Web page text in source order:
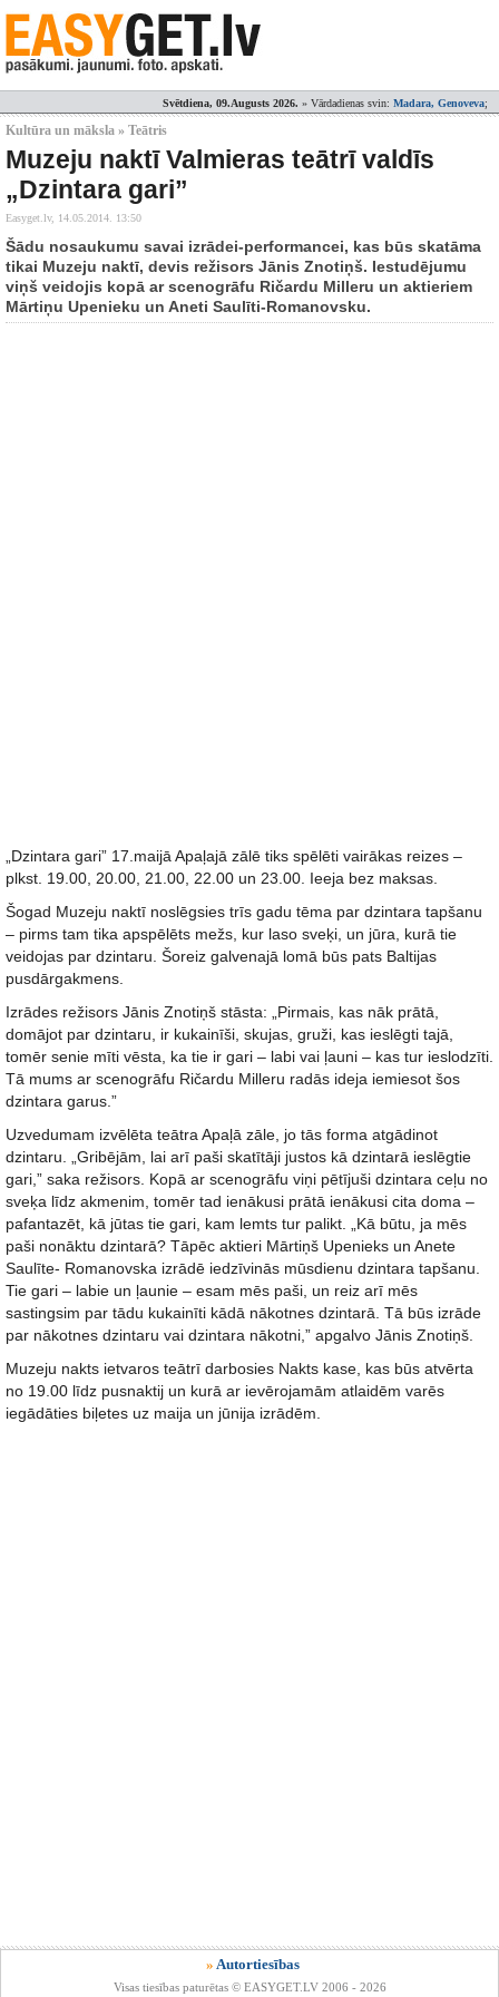
Svētdiena, 09.Augusts 2026. » Vārdadienas svin: Madara, Genoveva;
Kultūra un māksla » Teātris
Muzeju naktī Valmieras teātrī valdīs
„Dzintara gari”
Easyget.lv, 14.05.2014. 13:50
Šādu nosaukumu savai izrādei-performancei, kas būs skatāma
tikai Muzeju naktī, devis režisors Jānis Znotiņš. Iestudējumu
viņš veidojis kopā ar scenogrāfu Ričardu Milleru un aktieriem
Mārtiņu Upenieku un Aneti Saulīti-Romanovsku.
„Dzintara gari” 17.maijā Apaļajā zālē tiks spēlēti vairākas reizes –
plkst. 19.00, 20.00, 21.00, 22.00 un 23.00. Ieeja bez maksas.
Šogad Muzeju naktī noslēgsies trīs gadu tēma par dzintara tapšanu
– pirms tam tika apspēlēts mežs, kur laso sveķi, un jūra, kurā tie
veidojas par dzintaru. Šoreiz galvenajā lomā būs pats Baltijas
pusdārgakmens.
Izrādes režisors Jānis Znotiņš stāsta: „Pirmais, kas nāk prātā,
domājot par dzintaru, ir kukainīši, skujas, gruži, kas ieslēgti tajā,
tomēr senie mīti vēsta, ka tie ir gari – labi vai ļauni – kas tur ieslodzīti.
Tā mums ar scenogrāfu Ričardu Milleru radās ideja iemiesot šos
dzintara garus.”
Uzvedumam izvēlēta teātra Apaļā zāle, jo tās forma atgādinot
dzintaru. „Gribējām, lai arī paši skatītāji justos kā dzintarā ieslēgtie
gari,” saka režisors. Kopā ar scenogrāfu viņi pētījuši dzintara ceļu no
sveķa līdz akmenim, tomēr tad ienākusi prātā ienākusi cita doma –
pafantazēt, kā jūtas tie gari, kam lemts tur palikt. „Kā būtu, ja mēs
paši nonāktu dzintarā? Tāpēc aktieri Mārtiņš Upenieks un Anete
Saulīte- Romanovska izrādē iedzīvinās mūsdienu dzintara tapšanu.
Tie gari – labie un ļaunie – esam mēs paši, un reiz arī mēs
sastingsim par tādu kukainīti kādā nākotnes dzintarā. Tā būs izrāde
par nākotnes dzintaru vai dzintara nākotni,” apgalvo Jānis Znotiņš.
Muzeju nakts ietvaros teātrī darbosies Nakts kase, kas būs atvērta
no 19.00 līdz pusnaktij un kurā ar ievērojamām atlaidēm varēs
iegādāties biļetes uz maija un jūnija izrādēm.
» Autortiesības
Visas tiesības paturētas © EASYGET.LV 2006 - 2026